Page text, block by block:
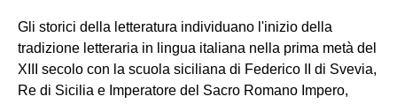
Gli storici della letteratura individuano l'inizio della
tradizione letteraria in lingua italiana nella prima metà del
XIII secolo con la scuola siciliana di Federico II di Svevia,
Re di Sicilia e Imperatore del Sacro Romano Impero,